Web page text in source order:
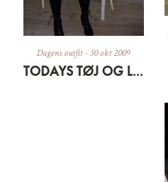
Dagens outfit-30 okt 2009
TODAYS TØJ OG LIDT OM EN SILKESÆL